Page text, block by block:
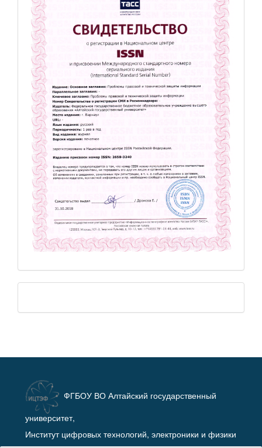
ФГБОУ ВО Алтайский государственный
университет,
Институт цифровых технологий, электроники и физики